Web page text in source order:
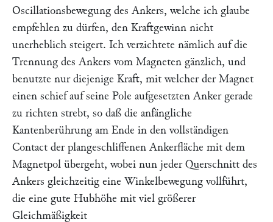
Oscillationsbewegung des Ankers, welche ich glaube
empfehlen zu dürfen, den Kraftgewinn nicht
unerheblich steigert. Ich verzichtete nämlich auf die
Trennung des Ankers vom Magneten gänzlich, und
benutzte nur diejenige Kraft, mit welcher der Magnet
einen schief auf seine Pole aufgesetzten Anker gerade
zu richten strebt, so daß die anfängliche
Kantenberührung am Ende in den vollständigen
Contact der plangeschliffenen Ankerfläche mit dem
Magnetpol übergeht, wobei nun jeder Querschnitt des
Ankers gleichzeitig eine Winkelbewegung vollführt,
die eine gute Hubhöhe mit viel größerer
Gleichmäßigkeit